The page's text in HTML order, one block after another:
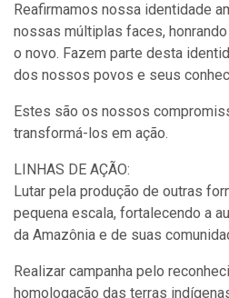
Reafirmamos nossa identidade
nossas múltiplas faces,
o novo. Fazem parte desta
dos nossos povos e seus
Estes são os nossos
transformá-los em ação.
LINHAS DE AÇÃO:
Lutar pela produção de outras
pequena escala, fortalecendo a
da Amazônia e de suas
Realizar campanha pelo
homologação das terras